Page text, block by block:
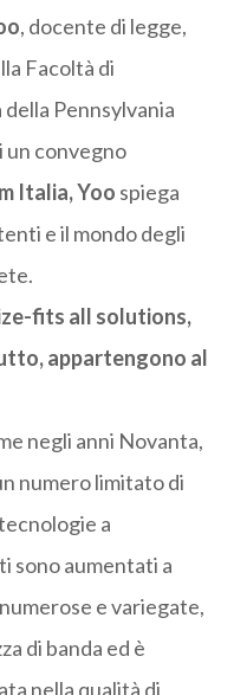
, docente di legge,
Facoltà di
Pennsylvania
un convegno
Italia, Yoo spiega
e il mondo degli
fits all solutions,
appartengono al
negli anni Novanta,
numero limitato di
a
sono aumentati a
e variegate,
di banda ed è
nella qualità di